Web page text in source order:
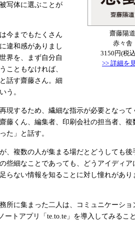
齋藤陽道
赤々舎
3150円(税
>> 詳細を
写体に選ぶことが
今までもたくさん
違和感がありまし
界を、まず自分自
こともなければ、
話す齋藤さん。細
う。
するため、繊細な指示が必要となって
藤くん、編集者、印刷会社の担当者、複
た」と話す。
、複数の人が集まる場だとどうしても後
些細なことであっても、どうアイディア
らない情報を知ることに対し憧れがあり
に集まった二人は、コミュニケーショ
トアプリ「te.to.te」を導入してみること